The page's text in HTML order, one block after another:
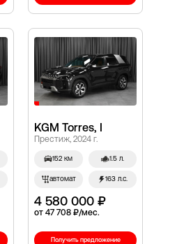
KGM Torres, I
Престиж, 2024 г.
152 км 1.5 л.
автомат 163 л.с.
4 580 000 ₽
от 47 708 ₽/мес.
Получить предложение